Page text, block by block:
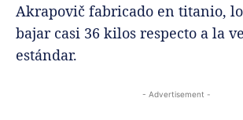
Akrapovič fabricado en titanio,
bajar casi 36 kilos respecto a la
estándar.
- Advertisement -